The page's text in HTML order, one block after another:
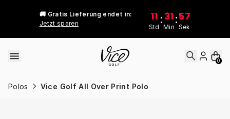
🚚 Gratis Lieferung endet in:
Jetzt sparen
11
Std
: 31
Min
:57
Sek
0
Polos Vice Golf All Over Print Polo